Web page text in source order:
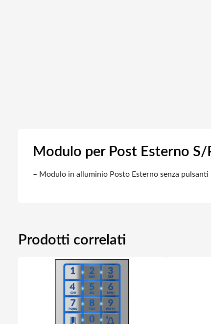
Modulo per Post Esterno
– Modulo in alluminio Posto Esterno senza pulsanti
Prodotti correlati